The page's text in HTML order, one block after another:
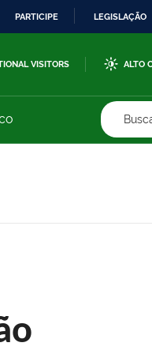
PARTICIPE LEGISLAÇÃO
VISITORS ALTO